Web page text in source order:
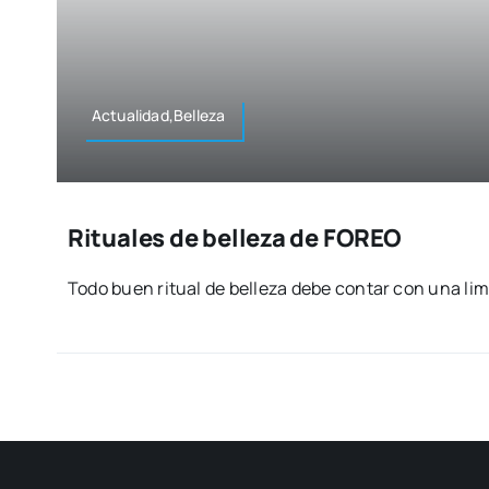
Actualidad,Belleza
Rituales de belleza de FOREO
Todo buen ritual de belle­za debe con­tar con una